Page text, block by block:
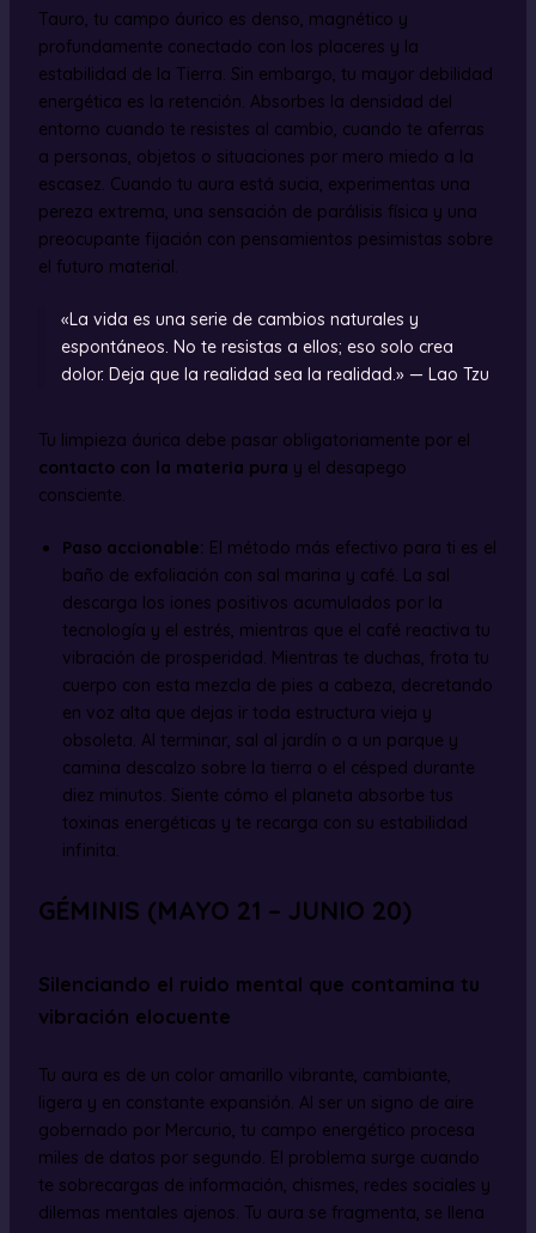
Tauro, tu campo áurico es denso, magnético y
profundamente conectado con los placeres y la
estabilidad de la Tierra. Sin embargo, tu mayor debilidad
energética es la retención. Absorbes la densidad del
entorno cuando te resistes al cambio, cuando te aferras
a personas, objetos o situaciones por mero miedo a la
escasez. Cuando tu aura está sucia, experimentas una
pereza extrema, una sensación de parálisis física y una
preocupante fijación con pensamientos pesimistas sobre
el futuro material.
«La vida es una serie de cambios naturales y
espontáneos. No te resistas a ellos; eso solo crea
dolor. Deja que la realidad sea la realidad.» — Lao Tzu
Tu limpieza áurica debe pasar obligatoriamente por el
contacto con la materia pura y el desapego
consciente.
Paso accionable: El método más efectivo para ti es el
baño de exfoliación con sal marina y café. La sal
descarga los iones positivos acumulados por la
tecnología y el estrés, mientras que el café reactiva tu
vibración de prosperidad. Mientras te duchas, frota tu
cuerpo con esta mezcla de pies a cabeza, decretando
en voz alta que dejas ir toda estructura vieja y
obsoleta. Al terminar, sal al jardín o a un parque y
camina descalzo sobre la tierra o el césped durante
diez minutos. Siente cómo el planeta absorbe tus
toxinas energéticas y te recarga con su estabilidad
infinita.
GÉMINIS (MAYO 21 – JUNIO 20)
Silenciando el ruido mental que contamina tu
vibración elocuente
Tu aura es de un color amarillo vibrante, cambiante,
ligera y en constante expansión. Al ser un signo de aire
gobernado por Mercurio, tu campo energético procesa
miles de datos por segundo. El problema surge cuando
te sobrecargas de información, chismes, redes sociales y
dilemas mentales ajenos. Tu aura se fragmenta, se llena